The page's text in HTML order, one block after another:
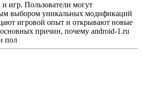
игр. Пользователи могут
выбором уникальных модификаций
игровой опыт и открывают новые
причин, почему android-1.ru
пол